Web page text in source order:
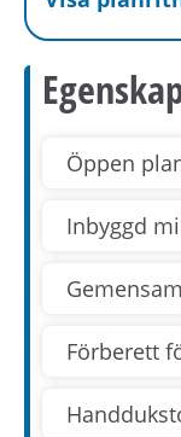
Öppen
Inbyggd
Förberett